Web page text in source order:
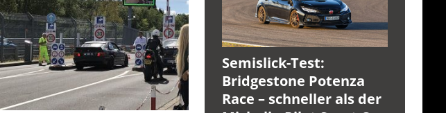
Semislick-Test:
Bridgestone Potenza
Race – schneller als der